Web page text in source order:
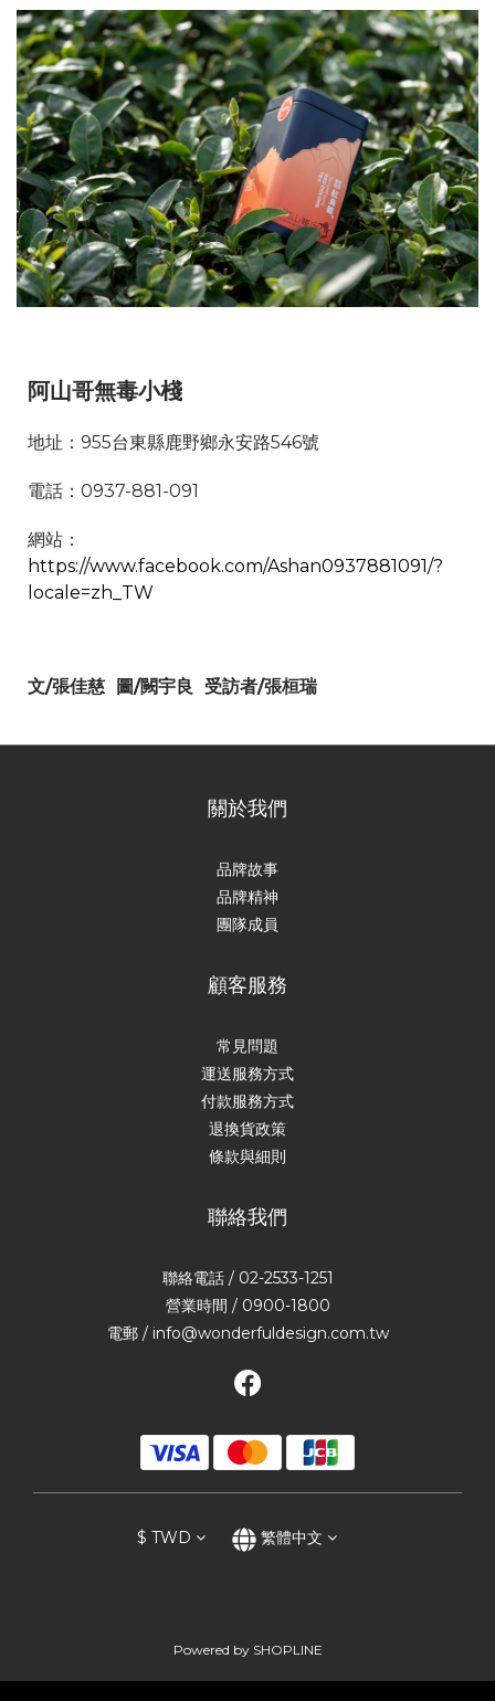
阿山哥無毒小棧
地址：955台東縣鹿野鄉永安路546號
電話：0937-881-091
網站：
https://www.facebook.com/Ashan0937881091/?
locale=zh_TW
文/張佳慈 圖/闕宇良 受訪者/張桓瑞
關於我們
品牌故事
品牌精神
團隊成員
顧客服務
常見問題
運送服務方式
付款服務方式
退換貨政策
條款與細則
聯絡我們
聯絡電話 / 02-2533-1251
營業時間 / 0900-1800
電郵 / info@wonderfuldesign.com.tw
$ TWD 繁體中文
Powered by SHOPLINE